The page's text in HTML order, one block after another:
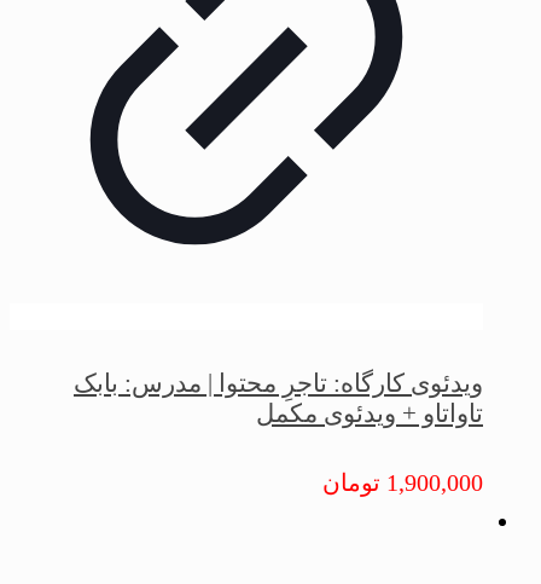
ویدئوی کارگاه: تاجرِ محتوا | مدرس: بابک
تاواتاو + ویدئوی مکمل
1,900,000 تومان